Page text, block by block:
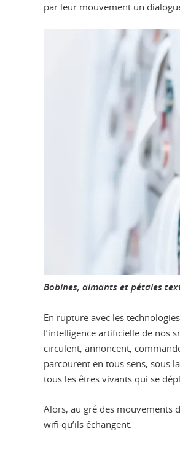
par leur mouvement un
Bobines, aimants et pétales
En rupture avec les
l’intelligence artificielle de nos
circulent, annoncent,
parcourent en tous sens, sous
tous les êtres vivants qui se
Alors, au gré des mouvements
wifi qu’ils échangent.